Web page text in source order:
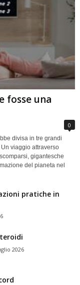
fosse una
0
divisa in tre grandi
viaggio attraverso
gigantesche
del pianeta nel
pratiche in
2026